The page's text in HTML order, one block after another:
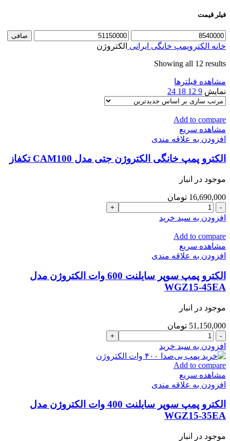
فیلر قیمت
حداقل
قیمت
حداكثر
قيمت
صافی
خانه الکتروپمپ خانگی ایرانی الکتروژن
Showing all 12 results
مشاهده فیلترها
نمایش 9
12
18
24
Add to compare
مشاهده سریع
افزودن به علاقه مندی
الکترو پمپ خانگی الکتروژن جتی مدل CAM100 تکفاز
موجود در انبار
16,690,000 تومان
الکترو
پمپ
الکتروژن
جتی
مدل
تکفاز
عدد
افزودن به سبد خرید
Add to compare
مشاهده سریع
افزودن به علاقه مندی
الکترو پمپ سوپر سایلنت 600 وات الکتروژن مدل
WGZ15-45EA
موجود در انبار
51,150,000 تومان
الکترو
پمپ
سوپر
سایلنت
600
وات
مدل
WGZ15-
45EA
افزودن به سبد خرید
Add to compare
مشاهده سریع
افزودن به علاقه مندی
الکترو پمپ سوپر سایلنت 400 وات الکتروژن مدل
WGZ15-35EA
موجود در انبار